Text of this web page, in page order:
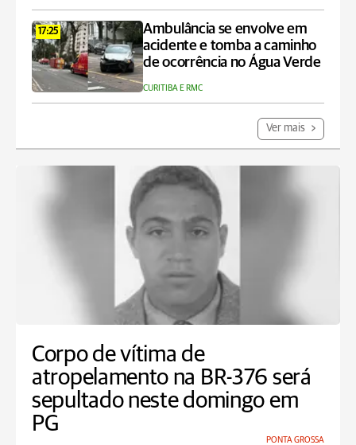
17:25
Ambulância se envolve em
acidente e tomba a caminho
de ocorrência no Água Verde
CURITIBA E RMC
Ver mais
Corpo de vítima de
atropelamento na BR-376 será
sepultado neste domingo em
PG
PONTA GROSSA